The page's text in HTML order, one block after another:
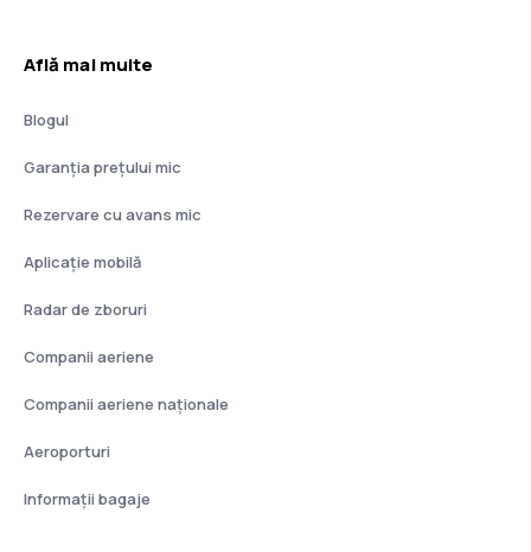
Află mai multe
Blogul
Garanția prețului mic
Rezervare cu avans mic
Aplicație mobilă
Radar de zboruri
Companii aeriene
Companii aeriene naţionale
Aeroporturi
Informații bagaje